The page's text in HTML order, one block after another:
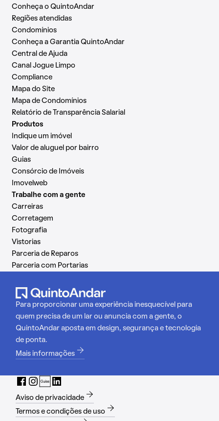
Conheça o QuintoAndar
Regiões atendidas
Condomínios
Conheça a Garantia QuintoAndar
Central de Ajuda
Canal Jogue Limpo
Compliance
Mapa do Site
Mapa de Condomínios
Relatório de Transparência Salarial
Produtos
Indique um imóvel
Valor de aluguel por bairro
Guias
Consórcio de Imóveis
Imovelweb
Trabalhe com a gente
Carreiras
Corretagem
Fotografia
Vistorias
Parceria de Reparos
Parceria com Portarias
Para proporcionar uma experiência inesquecível para
quem precisa de um lar ou anuncia com a gente, o
QuintoAndar aposta em design, segurança e tecnologia
de ponta.
Mais informações
Aviso de privacidade
Termos e condições de uso